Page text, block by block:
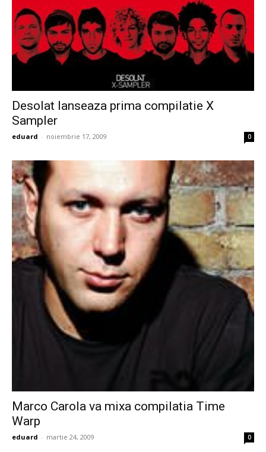
Desolat lanseaza prima compilatie X
Sampler
eduard - noiembrie 17, 2009 0
Marco Carola va mixa compilatia Time
Warp
eduard - martie 24, 2009 0